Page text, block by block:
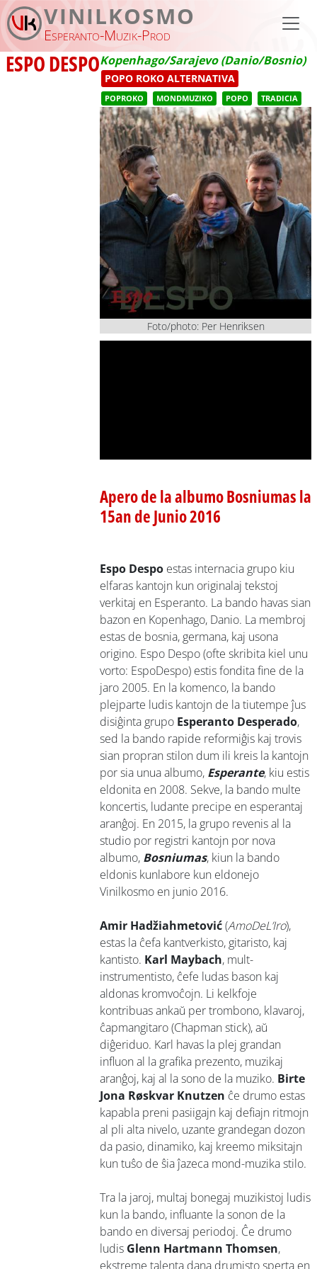
Skip to main content
VINILKOSMO
Esperanto-Muzik-Prod
ESPO DESPOKopenhago/Sarajevo (Danio/Bosnio)
POPO ROKO ALTERNATIVA
POPROKO MONDMUZIKO POPO TRADICIA
Foto/photo: Per Henriksen
Apero de la albumo Bosniumas la
15an de Junio 2016
Espo Despo estas internacia grupo kiu
elfaras kantojn kun originalaj tekstoj
verkitaj en Esperanto. La bando havas sian
bazon en Kopenhago, Danio. La membroj
estas de bosnia, germana, kaj usona
origino. Espo Despo (ofte skribita kiel unu
vorto: EspoDespo) estis fondita fine de la
jaro 2005. En la komenco, la bando
plejparte ludis kantojn de la tiutempe ĵus
disiĝinta grupo Esperanto Desperado,
sed la bando rapide reformiĝis kaj trovis
sian propran stilon dum ili kreis la kantojn
por sia unua albumo, Esperante, kiu estis
eldonita en 2008. Sekve, la bando multe
koncertis, ludante precipe en esperantaj
aranĝoj. En 2015, la grupo revenis al la
studio por registri kantojn por nova
albumo, Bosniumas, kiun la bando
eldonis kunlabore kun eldonejo
Vinilkosmo en junio 2016.
Amir Hadžiahmetović(AmoDeL’Iro),
estas la ĉefa kantverkisto, gitaristo, kaj
kantisto. Karl Maybach, mult-
instrumentisto, ĉefe ludas bason kaj
aldonas kromvoĉojn. Li kelkfoje
kontribuas ankaŭ per trombono, klavaroj,
ĉapmangitaro (Chapman stick), aŭ
diĝeriduo. Karl havas la plej grandan
influon al la grafika prezento, muzikaj
aranĝoj, kaj al la sono de la muziko. Birte
Jona Røskvar Knutzen ĉe drumo estas
kapabla preni pasiigajn kaj defiajn ritmojn
al pli alta nivelo, uzante grandegan dozon
da pasio, dinamiko, kaj kreemo miksitajn
kun tuŝo de ŝia ĵazeca mond-muzika stilo.
Tra la jaroj, multaj bonegaj muzikistoj ludis
kun la bando, influante la sonon de la
bando en diversaj periodoj. Ĉe drumo
ludis Glenn Hartmann Thomsen,
ekstreme talenta dana drumisto sperta en